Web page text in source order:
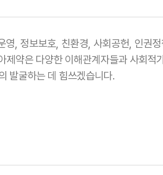
, 정보보호, 친환경, 사회공헌, 인권
제약은 다양한 이해관계자들과 사회
발굴하는 데 힘쓰겠습니다.